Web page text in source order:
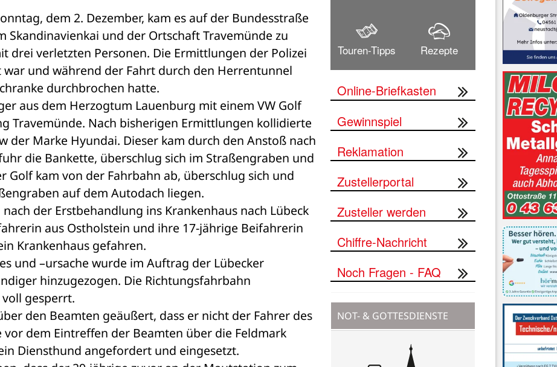
dem 2. Dezember, kam es auf der Bundesstraße
Skandinavienkai und der Ortschaft Travemünde zu
drei verletzten Personen. Die Ermittlungen der Polizei
und während der Fahrt durch den Herrentunnel
durchbrochen hatte.
aus dem Herzogtum Lauenburg mit einem VW Golf
Travemünde. Nach bisherigen Ermittlungen kollidierte
der Marke Hyundai. Dieser kam durch den Anstoß nach
die Bankette, überschlug sich im Straßengraben und
Golf kam von der Fahrbahn ab, überschlug sich und
auf dem Autodach liegen.
der Erstbehandlung ins Krankenhaus nach Lübeck
aus Ostholstein und ihre 17-jährige Beifahrerin
Krankenhaus gefahren.
und –ursache wurde im Auftrag der Lübecker
hinzugezogen. Die Richtungsfahrbahn
gesperrt.
den Beamten geäußert, dass er nicht der Fahrer des
vor dem Eintreffen der Beamten über die Feldmark
Diensthund angefordert und eingesetzt.
Touren-Tipps Rezepte
Online-Briefkasten
Gewinnspiel
Reklamation
Zustellerportal
Zusteller werden
Chiffre-Nachricht
Noch Fragen - FAQ
NOT- & GOTTESDIENSTE